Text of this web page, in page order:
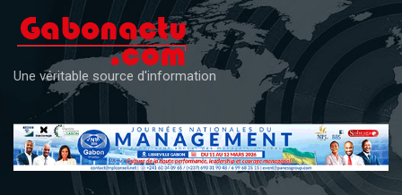
content
Une véritable source d'information